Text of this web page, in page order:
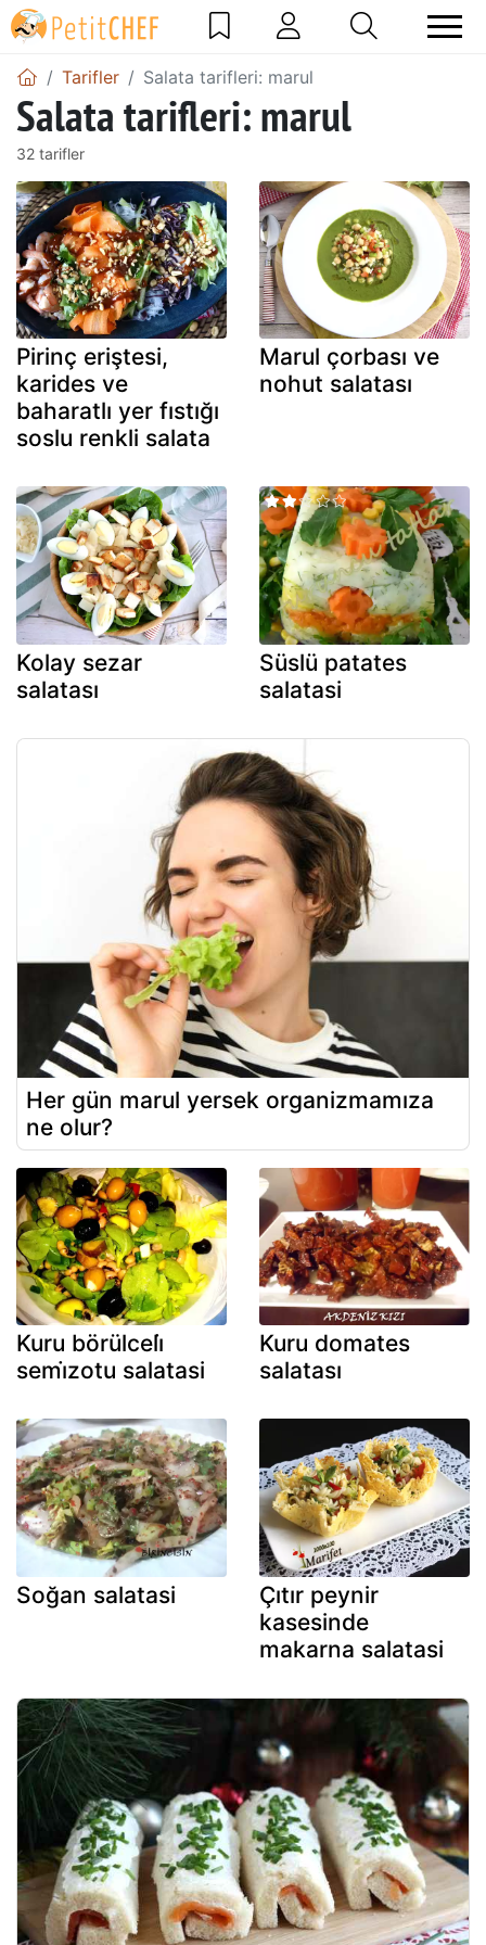
Tarifler Salata tarifleri: marul
Salata tarifleri: marul
32 tarifler
Pirinç eriştesi,
karides ve
baharatlı yer fıstığı
soslu renkli salata
Marul çorbası ve
nohut salatası
Kolay sezar
salatası
Süslü patates
salatasi
Her gün marul yersek organizmamıza
ne olur?
Kuru börülceli̇
semi̇zotu salatasi
Kuru domates
salatası
Soğan salatasi
Çıtır peynir
kasesinde
makarna salatasi